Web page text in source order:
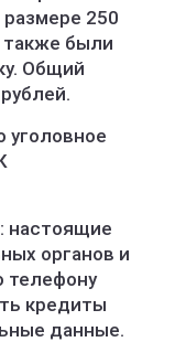
250
также были
Общий
уголовное
настоящие
органов и
телефону
кредиты
данные.